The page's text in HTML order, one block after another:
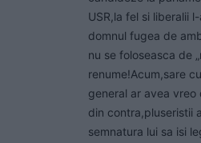
USR,la fel si liberalii
domnul fugea de
nu se foloseasca de
renume!Acum,sare
general ar avea
din contra,pluseristii
semnatura lui sa isi